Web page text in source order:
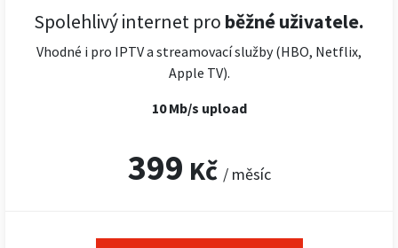
Spolehlivý internet pro běžné uživatele.
Vhodné i pro IPTV a streamovací služby (HBO, Netflix,
Apple TV).
10 Mb/s upload
399 Kč / měsíc